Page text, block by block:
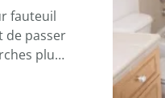
fauteuil
de passer
plu…